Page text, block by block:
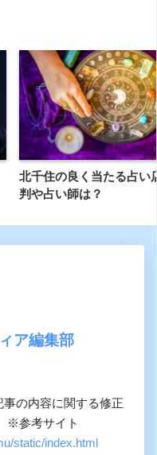
北千住の良く当たる占い
判や占い師は？
ア編集部
の内容に関する修正
※参考サイト
static/index.html